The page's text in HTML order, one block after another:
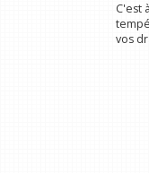
C'est
vos